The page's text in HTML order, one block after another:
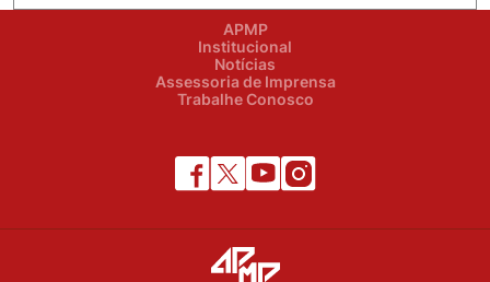
APMP
Institucional
Notícias
Assessoria de Imprensa
Trabalhe Conosco